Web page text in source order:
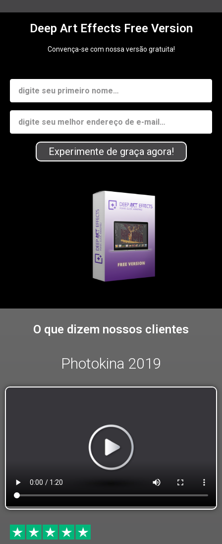
Deep Art Effects Free Version
Convença-se com nossa versão gratuita!
Experimente de graça agora!
O que dizem nossos clientes
Photokina 2019